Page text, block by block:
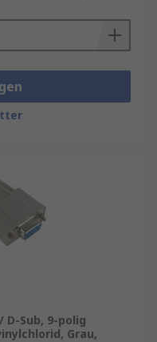
D-Sub, 9-polig
Grau,